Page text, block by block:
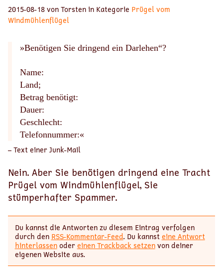
2015-08-18 von Torsten in Kategorie Prügel vom
Windmühlenflügel
»Benötigen Sie dringend ein Darlehen“?
Name:
Land;
Betrag benötigt:
Dauer:
Geschlecht:
Telefonnummer:«
– Text einer Junk-Mail
Nein. Aber Sie benötigen dringend eine Tracht
Prügel vom Windmühlenflügel, Sie
stümperhafter Spammer.
Du kannst die Antworten zu diesem Eintrag verfolgen
durch den RSS-Kommentar-Feed. Du kannsteine Antwort
hinterlassenodereinen Trackback setzenvon deiner
eigenen Website aus.